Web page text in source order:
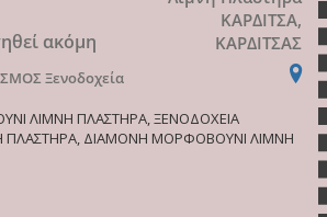
ακόμη
Ξενοδοχεία
ΚΑΡΔΙΤΣΑ,
ΚΑΡΔΙΤΣΑΣ
ΛΙΜΝΗ ΠΛΑΣΤΗΡΑ, ΞΕΝΟΔΟΧΕΙΑ
ΔΙΑΜΟΝΗ ΜΟΡΦΟΒΟΥΝΙ ΛΙΜΝΗ